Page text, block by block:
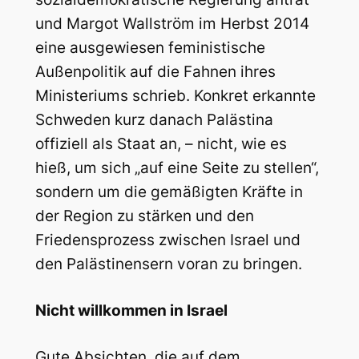
und Margot Wallström im Herbst 2014
eine ausgewiesen feministische
Außenpolitik auf die Fahnen ihres
Ministeriums schrieb. Konkret erkannte
Schweden kurz danach Palästina
offiziell als Staat an, – nicht, wie es
hieß, um sich „auf eine Seite zu stellen“,
sondern um die gemäßigten Kräfte in
der Region zu stärken und den
Friedensprozess zwischen Israel und
den Palästinensern voran zu bringen.
Nicht willkommen in Israel